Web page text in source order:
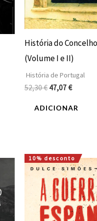
História do
(Volume I e II)
História de Portugal
52,30€47,07€
ADICIONAR
10% desconto
O
preço
original
era:
22,00 €.
O
preço
atual
é:
19,80 €.